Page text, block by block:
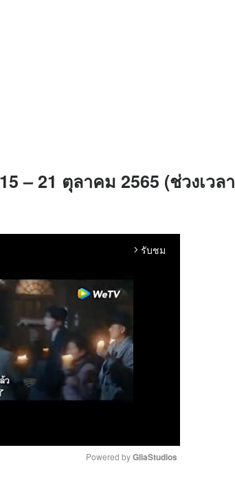
– 21 ตุลาคม 2565 (ช่วงเวลา
arrow_forward_ios รับชม
Powered by GliaStudios